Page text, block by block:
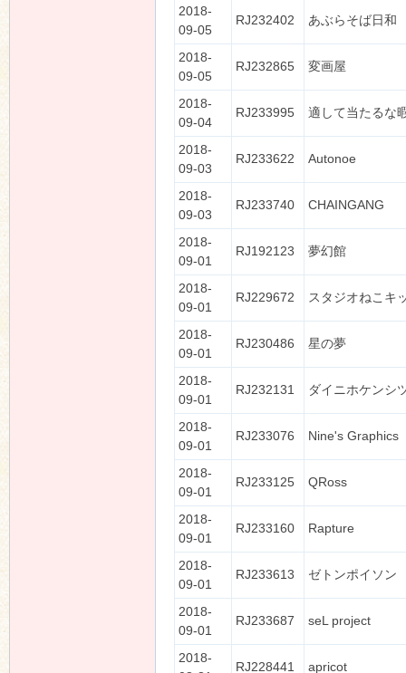
2018-
09-05
RJ232402 あぶらそば日和
2018-
09-05
RJ232865 変画屋
2018-
09-04
RJ233995 適して当たるな
2018-
09-03
RJ233622 Autonoe
2018-
09-03
RJ233740 CHAINGANG
2018-
09-01
RJ192123 夢幻館
2018-
09-01
RJ229672 スタジオねこキ
2018-
09-01
RJ230486 星の夢
2018-
09-01
RJ232131 ダイニホケンシ
2018-
09-01
RJ233076 Nine's Graphics
2018-
09-01
RJ233125 QRoss
2018-
09-01
RJ233160 Rapture
2018-
09-01
RJ233613 ゼトンポイソン
2018-
09-01
RJ233687 seL project
2018-
RJ228441 apricot